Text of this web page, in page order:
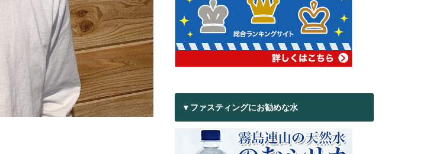
▼ファスティングにお勧めな水